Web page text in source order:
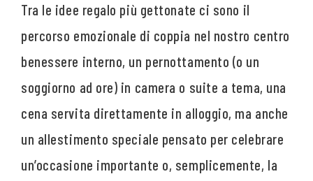
Tra le idee regalo più gettonate ci sono il
percorso emozionale di coppia nel nostro centro
benessere interno, un pernottamento (o un
soggiorno ad ore) in camera o suite a tema, una
cena servita direttamente in alloggio, ma anche
un allestimento speciale pensato per celebrare
un’occasione importante o, semplicemente, la